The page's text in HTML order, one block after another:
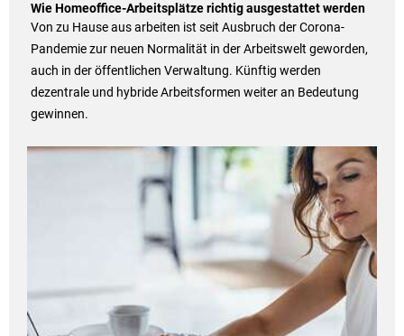
Wie Homeoffice-Arbeitsplätze richtig ausgestattet werden
Von zu Hause aus arbeiten ist seit Ausbruch der Corona-
Pandemie zur neuen Normalität in der Arbeitswelt geworden,
auch in der öffentlichen Verwaltung. Künftig werden
dezentrale und hybride Arbeitsformen weiter an Bedeutung
gewinnen.